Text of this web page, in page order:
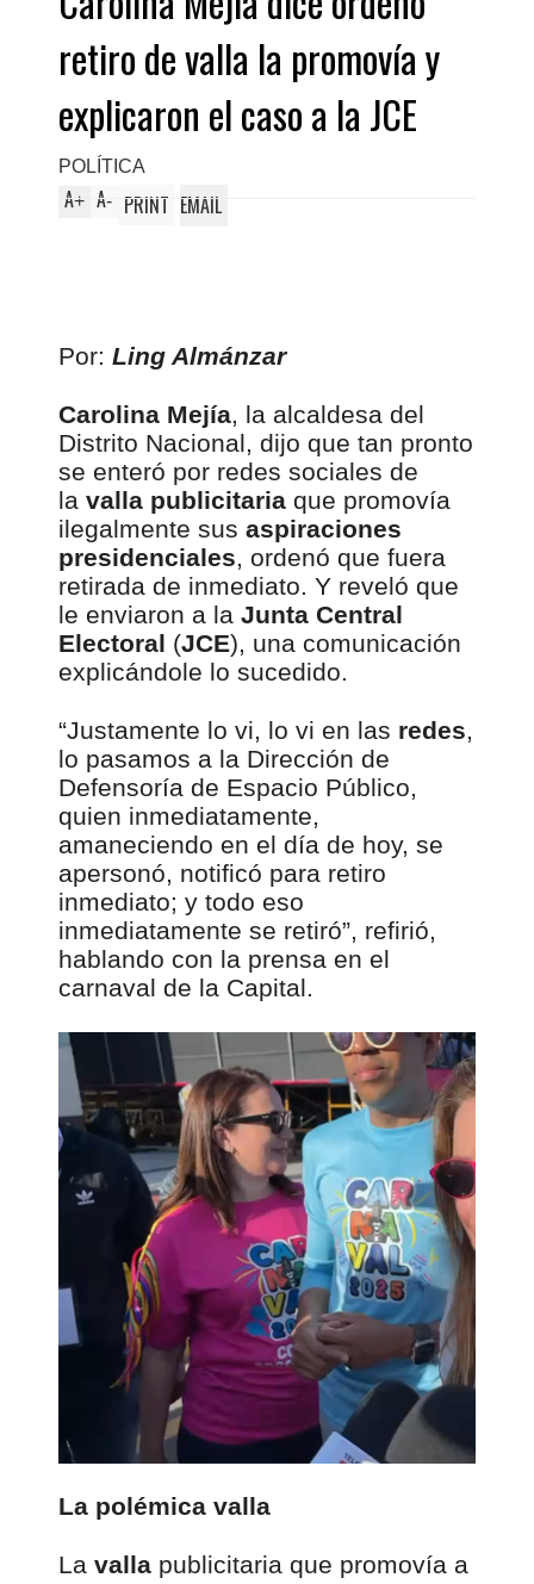
retiro de valla la promovía y
explicaron el caso a la JCE
POLÍTICA
A+ A- PRINT EMAIL
Por: Ling Almánzar
Carolina Mejía, la alcaldesa del
Distrito Nacional, dijo que tan pronto
se enteró por redes sociales de
la valla publicitaria que promovía
ilegalmente sus aspiraciones
presidenciales, ordenó que fuera
retirada de inmediato. Y reveló que
le enviaron a la Junta Central
Electoral (JCE), una comunicación
explicándole lo sucedido.
“Justamente lo vi, lo vi en las redes,
lo pasamos a la Dirección de
Defensoría de Espacio Público,
quien inmediatamente,
amaneciendo en el día de hoy, se
apersonó, notificó para retiro
inmediato; y todo eso
inmediatamente se retiró”, refirió,
hablando con la prensa en el
carnaval de la Capital.
R
r
o
d
eLa polémica valla
La valla publicitaria que promovía a